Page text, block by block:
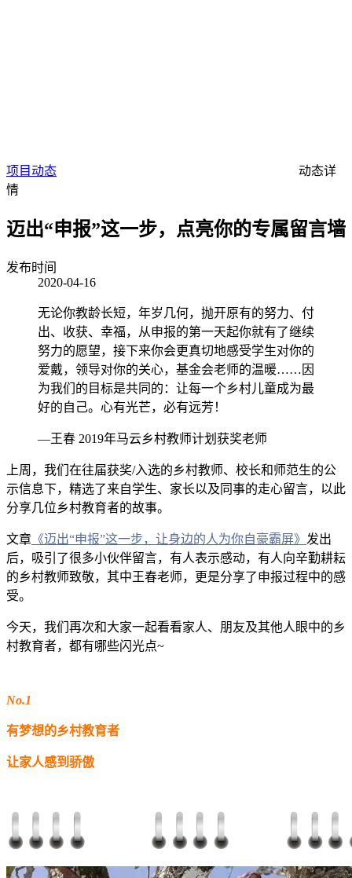
项目动态
动态详
情
迈出“申报”这一步，点亮你的专属留言墙
发布时间
2020-04-16
无论你教龄长短，年岁几何，抛开原有的努力、付
出、收获、幸福，从申报的第一天起你就有了继续
努力的愿望，接下来你会更真切地感受学生对你的
爱戴，领导对你的关心，基金会老师的温暖……因
为我们的目标是共同的：让每一个乡村儿童成为最
好的自己。心有光芒，必有远芳！
—王春 2019年马云乡村教师计划获奖老师
上周，我们在往届获奖/入选的乡村教师、校长和师范生的公
示信息下，精选了来自学生、家长以及同事的走心留言，以此
分享几位乡村教育者的故事。
文章 《迈出“申报”这一步，让身边的人为你自豪霸屏》 发出
后，吸引了很多小伙伴留言，有人表示感动，有人向辛勤耕耘
的乡村教师致敬，其中王春老师，更是分享了申报过程中的感
受。
今天，我们再次和大家一起看看家人、朋友及其他人眼中的乡
村教育者，都有哪些闪光点~
No.1
有梦想的乡村教育者
让家人感到骄傲